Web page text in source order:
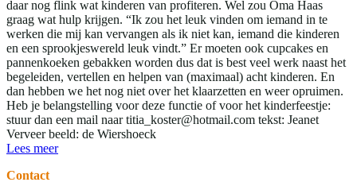
daar nog flink wat kinderen van profiteren. Wel zou Oma Haas
graag wat hulp krijgen. “Ik zou het leuk vinden om iemand in te
werken die mij kan vervangen als ik niet kan, iemand die kinderen
en een sprookjeswereld leuk vindt.” Er moeten ook cupcakes en
pannenkoeken gebakken worden dus dat is best veel werk naast het
begeleiden, vertellen en helpen van (maximaal) acht kinderen. En
dan hebben we het nog niet over het klaarzetten en weer opruimen.
Heb je belangstelling voor deze functie of voor het kinderfeestje:
stuur dan een mail naar titia_koster@hotmail.com tekst: Jeanet
Verveer beeld: de Wiershoeck
Lees meer
Contact